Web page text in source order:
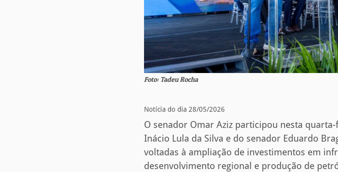
Foto: Tadeu Rocha
Notícia do dia 28/05/2026
O senador Omar Aziz participou nesta
Inácio Lula da Silva e do senador Eduardo
voltadas à ampliação de investimentos em
desenvolvimento regional e produção de